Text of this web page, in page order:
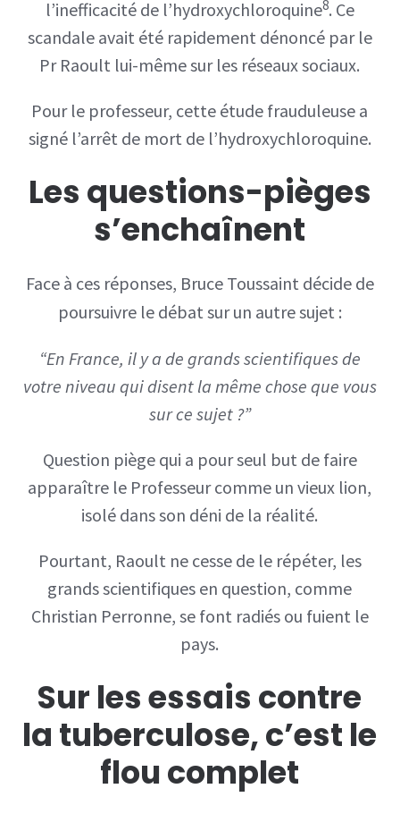
l’inefficacité de l’hydroxychloroquine8. Ce
scandale avait été rapidement dénoncé par le
Pr Raoult lui-même sur les réseaux sociaux.
Pour le professeur, cette étude frauduleuse a
signé l’arrêt de mort de l’hydroxychloroquine.
Les questions-pièges
s’enchaînent
Face à ces réponses, Bruce Toussaint décide de
poursuivre le débat sur un autre sujet :
“En France, il y a de grands scientifiques de
votre niveau qui disent la même chose que vous
sur ce sujet ?”
Question piège qui a pour seul but de faire
apparaître le Professeur comme un vieux lion,
isolé dans son déni de la réalité.
Pourtant, Raoult ne cesse de le répéter, les
grands scientifiques en question, comme
Christian Perronne, se font radiés ou fuient le
pays.
Sur les essais contre
la tuberculose, c’est le
flou complet